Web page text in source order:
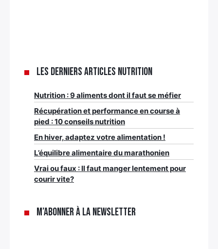
Les derniers articles nutrition
Nutrition : 9 aliments dont il faut se méfier
Récupération et performance en course à
pied : 10 conseils nutrition
En hiver, adaptez votre alimentation !
L’équilibre alimentaire du marathonien
Vrai ou faux : Il faut manger lentement pour
courir vite?
M’abonner à la newsletter